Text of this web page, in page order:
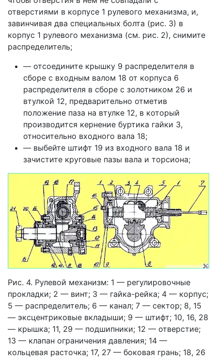
отверстиями в корпусе 1 рулевого механизма, и,
завинчивая два специальных болта (рис. 3) в
корпус 1 рулевого механизма (см. рис. 2), снимите
распределитель;
— отсоедините крышку 9 распределителя в
сборе с входным валом 18 от корпуса 6
распределителя в сборе с золотником 26 и
втулкой 12, предварительно отметив
положение паза на втулке 12, в который
производится кернение буртика гайки 3,
относительно входного вала 18;
— выбейте штифт 19 из входного вала 18 и
зачистите круговые пазы вала и торсиона;
Рис. 4. Рулевой механизм: 1 — регулировочные
прокладки; 2 — винт; 3 — гайка-рейка; 4 — корпус;
5 — распределитель; 6 — канал; 7 — сектор; 8, 15
— эксцентриковые вкладыши; 9 — штифт; 10, 16, 28
— крышка; 11, 29 — подшипники; 12 — отверстие;
13 — клапан ограничения давления; 14 —
кольцевая расточка; 17, 27 — боковая грань; 18, 26